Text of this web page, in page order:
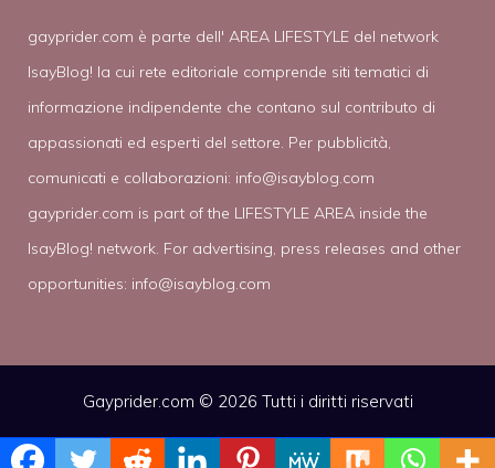
gayprider.com è parte dell' AREA LIFESTYLE del network
IsayBlog! la cui rete editoriale comprende siti tematici di
informazione indipendente che contano sul contributo di
appassionati ed esperti del settore. Per pubblicità,
comunicati e collaborazioni: info@isayblog.com
gayprider.com is part of the LIFESTYLE AREA inside the
IsayBlog! network. For advertising, press releases and other
opportunities: info@isayblog.com
Gayprider.com © 2026 Tutti i diritti riservati